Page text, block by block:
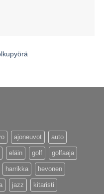
ajoneuvot auto
eläin golf golfaaja
harrikka hevonen
jazz kitaristi